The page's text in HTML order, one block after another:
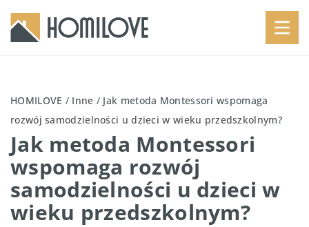
HOMILOVE / Inne / Jak metoda Montessori wspomaga
rozwój samodzielności u dzieci w wieku przedszkolnym?
Jak metoda Montessori
wspomaga rozwój
samodzielności u dzieci w
wieku przedszkolnym?